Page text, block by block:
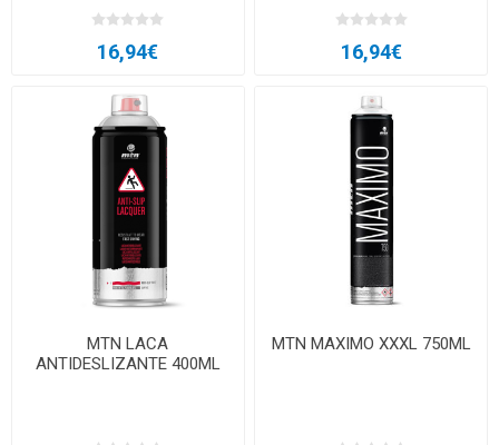
16,94€ 16,94€
MTN LACA
ANTIDESLIZANTE 400ML
MTN MAXIMO XXXL 750ML